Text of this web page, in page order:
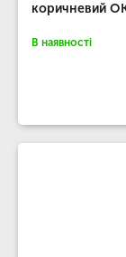
коричневий
В наявності